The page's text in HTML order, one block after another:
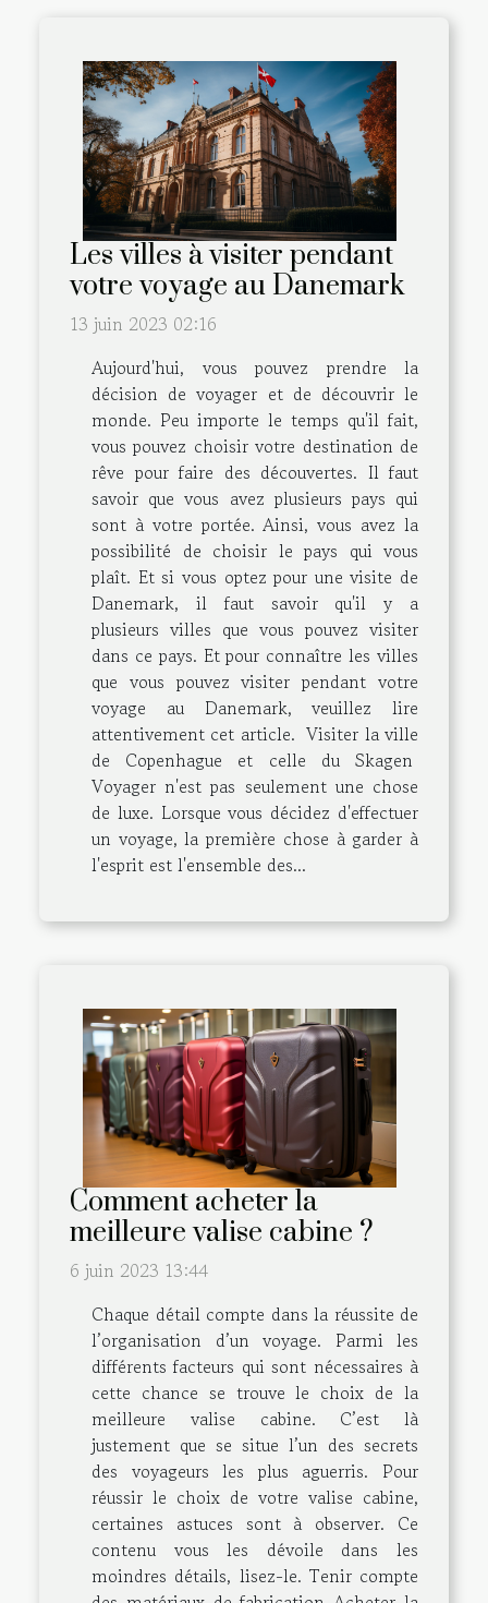
Les villes à visiter pendant
votre voyage au Danemark
13 juin 2023 02:16
Aujourd'hui, vous pouvez prendre la
décision de voyager et de découvrir le
monde. Peu importe le temps qu'il fait,
vous pouvez choisir votre destination de
rêve pour faire des découvertes. Il faut
savoir que vous avez plusieurs pays qui
sont à votre portée. Ainsi, vous avez la
possibilité de choisir le pays qui vous
plaît. Et si vous optez pour une visite de
Danemark, il faut savoir qu'il y a
plusieurs villes que vous pouvez visiter
dans ce pays. Et pour connaître les villes
que vous pouvez visiter pendant votre
voyage au Danemark, veuillez lire
attentivement cet article. Visiter la ville
de Copenhague et celle du Skagen
Voyager n'est pas seulement une chose
de luxe. Lorsque vous décidez d'effectuer
un voyage, la première chose à garder à
l'esprit est l'ensemble des...
Comment acheter la
meilleure valise cabine ?
6 juin 2023 13:44
Chaque détail compte dans la réussite de
l’organisation d’un voyage. Parmi les
différents facteurs qui sont nécessaires à
cette chance se trouve le choix de la
meilleure valise cabine. C’est là
justement que se situe l’un des secrets
des voyageurs les plus aguerris. Pour
réussir le choix de votre valise cabine,
certaines astuces sont à observer. Ce
contenu vous les dévoile dans les
moindres détails, lisez-le. Tenir compte